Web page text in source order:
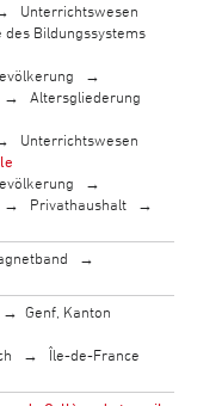
Unterrichtswesen
des Bildungssystems
Altersgliederung
Unterrichtswesen
Privathaushalt
Genf, Kanton
Île-de-France